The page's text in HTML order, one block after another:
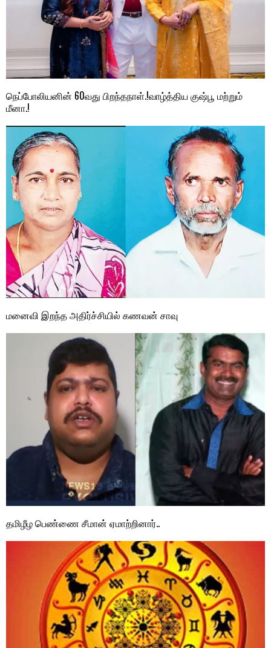
நெப்போலியனின் 60வது பிறந்தநாள்.!வாழ்த்திய குஷ்பூ மற்றும்
மீனா.!
மனைவி இறந்த அதிர்ச்சியில் கணவன் சாவு
தமிழீழ பெண்ணை சீமான் ஏமாற்றினார்..